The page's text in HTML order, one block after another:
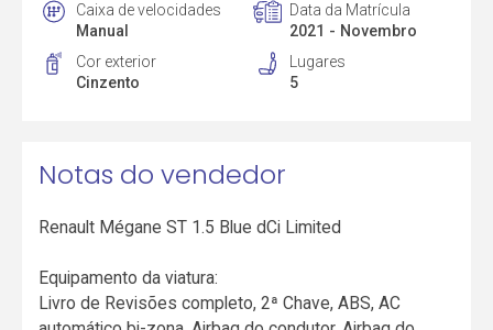
Caixa de velocidades
Manual
Data da Matrícula
2021 - Novembro
Cor exterior
Cinzento
Lugares
5
Notas do vendedor
Renault Mégane ST 1.5 Blue dCi Limited
Equipamento da viatura:
Livro de Revisões completo, 2ª Chave, ABS, AC